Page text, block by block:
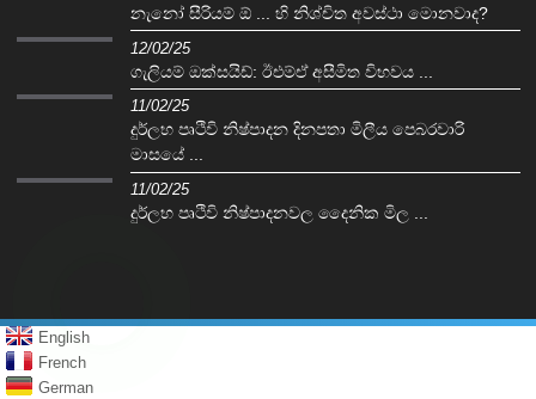
නැනෝ සීරියම් ඕ ... හි නිශ්චිත අවස්ථා මොනවාද?
12/02/25
ගැලියම් ඔක්සයිඩ්: ඊඑම්ඒ අසීමිත විභවය ...
11/02/25
දුර්ලභ පෘථිවි නිෂ්පාදන දිනපතා මිලීය පෙබරවාරි
මාසයේ ...
11/02/25
දුර්ලභ පෘථිවි නිෂ්පාදනවල දෛනික මිල ...
English
French
German